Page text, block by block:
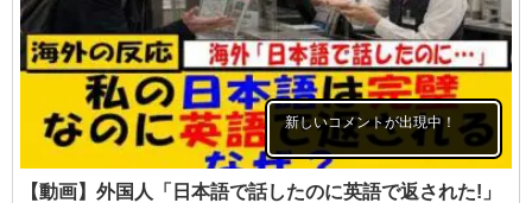
新しいコメントが出現中！
【動画】外国人「日本語で話したのに英語で返された!」